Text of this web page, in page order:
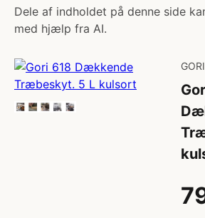
Dele af indholdet på denne side
med hjælp fra AI.
GORI